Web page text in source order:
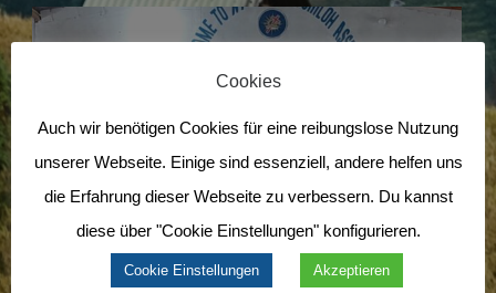
Cookies
Auch wir benötigen Cookies für eine reibungslose Nutzung
unserer Webseite. Einige sind essenziell, andere helfen uns
die Erfahrung dieser Webseite zu verbessern. Du kannst
diese über "Cookie Einstellungen" konfigurieren.
Cookie Einstellungen Akzeptieren